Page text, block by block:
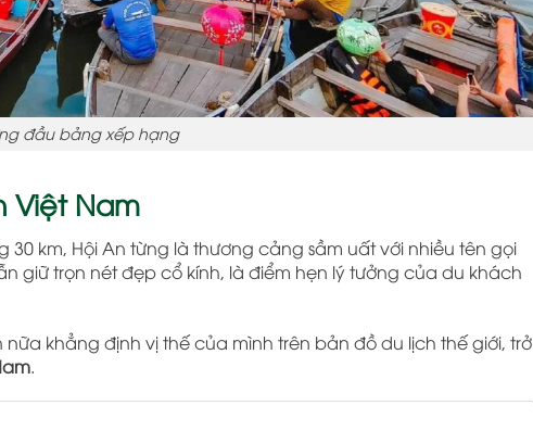
đầu bảng xếp hạng
Việt Nam
km, Hội An từng là thương cảng sầm uất với nhiều tên gọi
giữ trọn nét đẹp cổ kính, là điểm hẹn lý tưởng của du khách
khẳng định vị thế của mình trên bản đồ du lịch thế giới, trở
.